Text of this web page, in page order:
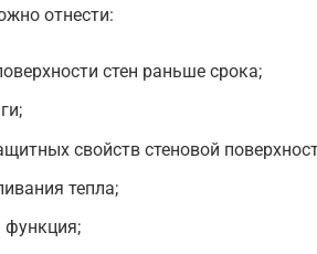
отнести:
стен раньше срока;
свойств стеновой
тепла;
функция;